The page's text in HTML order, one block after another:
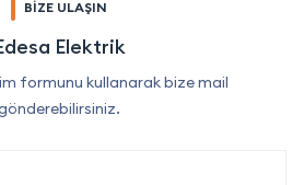
BİZE ULAŞIN
Elektrik
formunu kullanarak bize mail